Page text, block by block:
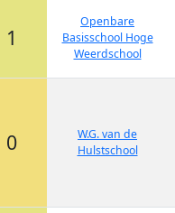
1
Openbare
Basisschool Hoge
Weerdschool
0
W.G. van de
Hulstschool